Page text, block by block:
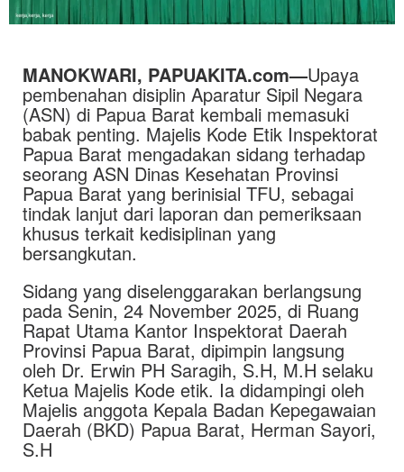
MANOKWARI, PAPUAKITA.com—Upaya
pembenahan disiplin Aparatur Sipil Negara
(ASN) di Papua Barat kembali memasuki
babak penting. Majelis Kode Etik Inspektorat
Papua Barat mengadakan sidang terhadap
seorang ASN Dinas Kesehatan Provinsi
Papua Barat yang berinisial TFU, sebagai
tindak lanjut dari laporan dan pemeriksaan
khusus terkait kedisiplinan yang
bersangkutan.
Sidang yang diselenggarakan berlangsung
pada Senin, 24 November 2025, di Ruang
Rapat Utama Kantor Inspektorat Daerah
Provinsi Papua Barat, dipimpin langsung
oleh Dr. Erwin PH Saragih, S.H, M.H selaku
Ketua Majelis Kode etik. Ia didampingi oleh
Majelis anggota Kepala Badan Kepegawaian
Daerah (BKD) Papua Barat, Herman Sayori,
S.H